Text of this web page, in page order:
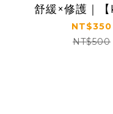
舒緩×修護｜【
薈保濕舒緩凝
NT$350
NT$500